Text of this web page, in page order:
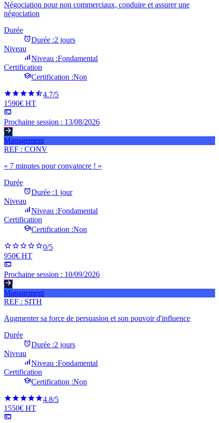
Négociation pour non commerciaux, conduire et assurer une
négociation
Durée
Durée :2 jours
Niveau
Niveau :Fondamental
Certification
Certification :Non
4.7/5
1590€ HT
Prochaine session : 13/08/2026
Management
REF : CONV
« 7 minutes pour convaincre ! »
Durée
Durée :1 jour
Niveau
Niveau :Fondamental
Certification
Certification :Non
0/5
950€ HT
Prochaine session : 10/09/2026
Management
REF : SITH
Augmenter sa force de persuasion et son pouvoir d'influence
Durée
Durée :2 jours
Niveau
Niveau :Fondamental
Certification
Certification :Non
4.8/5
1550€ HT